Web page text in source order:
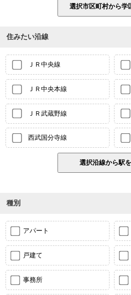
住みたい沿線
ＪＲ中央線
ＪＲ中央本線
ＪＲ武蔵野線
西武国分寺線
種別
アパート
戸建て
事務所